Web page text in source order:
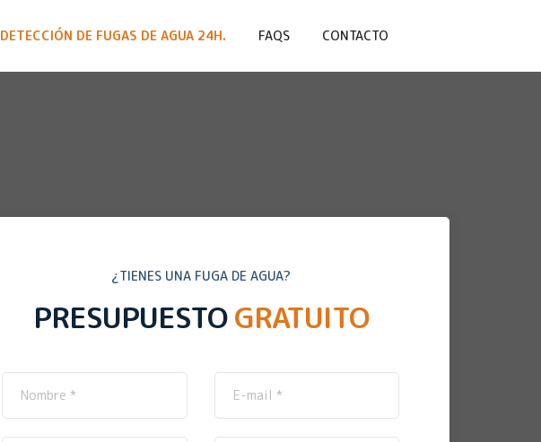
DETECCIÓN DE FUGAS DE AGUA 24H. FAQS CONTACTO
¿TIENES UNA FUGA DE AGUA?
PRESUPUESTOGRATUITO